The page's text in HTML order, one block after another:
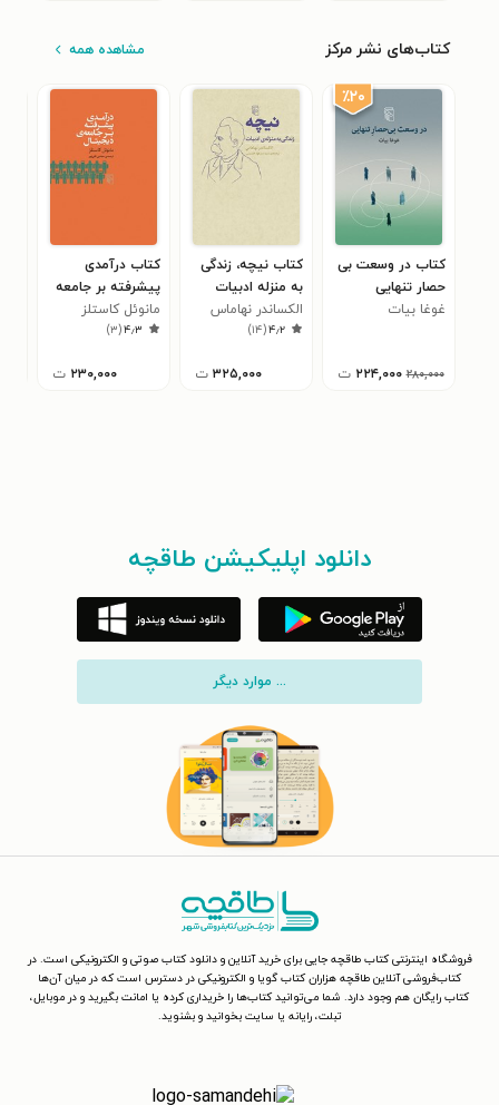
کتاب‌های نشر مرکز مشاهده همه
٪۲۰
کتاب در وسعت بی
حصار تنهایی
غوغا بیات
۲۸۰,۰۰۰ ۲۲۴,۰۰۰ ت
کتاب نیچه، زندگی
به منزله ادبیات
الکساندر نهاماس
۴٫۲(۱۴)
۳۲۵,۰۰۰ ت
کتاب درآمدی
پیشرفته بر جامعه
دیجیتال
مانوئل کاستلز
۴٫۳(۳)
۲۳۰,۰۰۰ ت
دانلود اپلیکیشن طاقچه
... موارد دیگر
فروشگاه اینترنتی کتاب طاقچه جایی برای خرید آنلاین و دانلود کتاب صوتی و الکترونیکی است. در
کتاب‌فروشی آنلاین طاقچه هزاران کتاب گویا و الکترونیکی در دسترس است که در میان آن‌ها
کتاب رایگان هم وجود دارد. شما می‌توانید کتاب‌ها را خریداری کرده یا امانت بگیرید و در موبایل،
تبلت، رایانه یا سایت بخوانید و بشنوید.